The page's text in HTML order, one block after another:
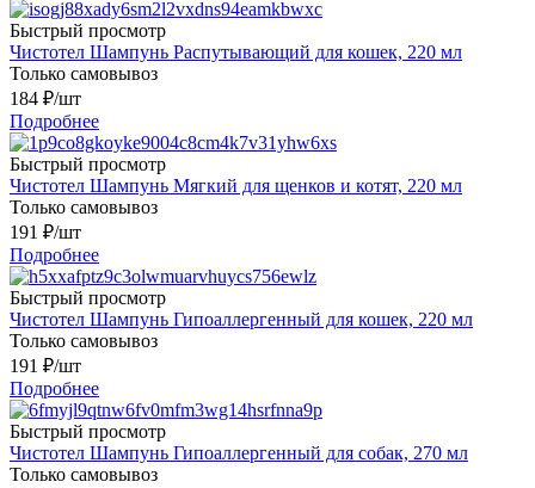
Быстрый просмотр
Чистотел Шампунь Распутывающий для кошек, 220 мл
Только самовывоз
184 ₽/шт
Подробнее
Быстрый просмотр
Чистотел Шампунь Мягкий для щенков и котят, 220 мл
Только самовывоз
191 ₽/шт
Подробнее
Быстрый просмотр
Чистотел Шампунь Гипоаллергенный для кошек, 220 мл
Только самовывоз
191 ₽/шт
Подробнее
Быстрый просмотр
Чистотел Шампунь Гипоаллергенный для собак, 270 мл
Только самовывоз